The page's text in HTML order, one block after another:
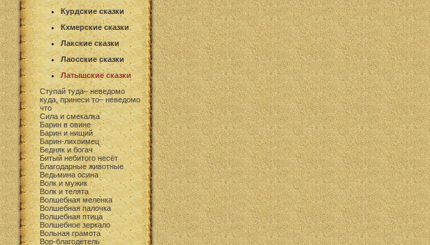
Курдские сказки
Кхмерские сказки
Лакские сказки
Лаосские сказки
Латышские сказки
Ступай туда– неведомо
куда, принеси то– неведомо
что
Cила и смекалка
Барин в овине
Барин и нищий
Барин-лихоимец
Бедняк и богач
Битый небитого несёт
Благодарные животные
Ведьмина осина
Волк и мужик
Волк и телята
Волшебная меленка
Волшебная палочка
Волшебная птица
Волшебное зеркало
Вольная грамота
Вор-благодетель